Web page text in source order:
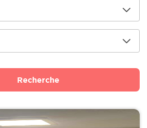
Recherche